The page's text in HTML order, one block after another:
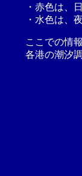
・赤色は、
・水色は、
ここでの情
各港の潮汐